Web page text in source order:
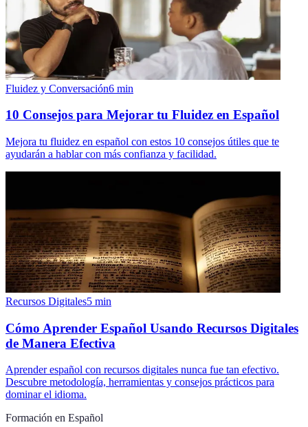
Fluidez y Conversación6 min
10 Consejos para Mejorar tu Fluidez en Español
Mejora tu fluidez en español con estos 10 consejos útiles que te
ayudarán a hablar con más confianza y facilidad.
Recursos Digitales5 min
Cómo Aprender Español Usando Recursos Digitales
de Manera Efectiva
Aprender español con recursos digitales nunca fue tan efectivo.
Descubre metodología, herramientas y consejos prácticos para
dominar el idioma.
Formación en Español